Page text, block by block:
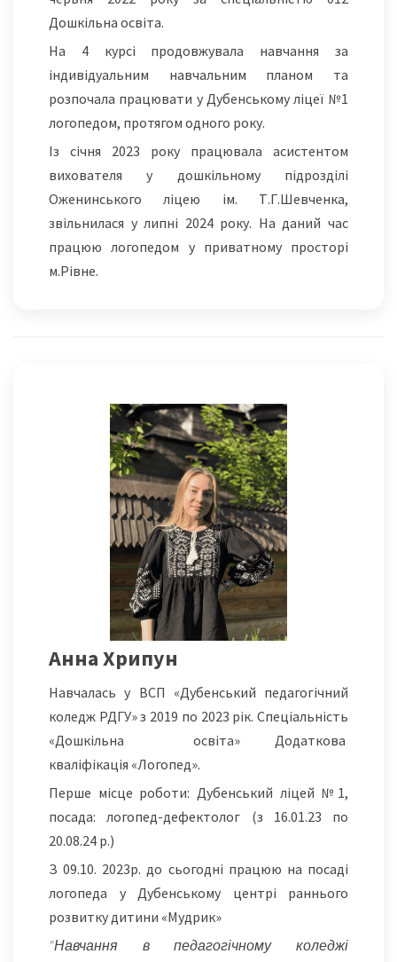
Дошкільна освіта.
На 4 курсі продовжувала навчання за
індивідуальним навчальним планом та
розпочала працювати у Дубенському ліцеї №1
логопедом, протягом одного року.
Із січня 2023 року працювала асистентом
вихователя у дошкільному підрозділі
Оженинського ліцею ім. Т.Г.Шевченка,
звільнилася у липні 2024 року. На даний час
працюю логопедом у приватному просторі
м.Рівне.
Анна Хрипун
Навчалась у ВСП «Дубенський педагогічний
коледж РДГУ» з 2019 по 2023 рік. Спеціальність
«Дошкільна освіта» Додаткова
кваліфікація «Логопед».
Перше місце роботи: Дубенський ліцей №1,
посада: логопед-дефектолог (з 16.01.23 по
20.08.24 р.)
З 09.10. 2023р. до сьогодні працюю на посаді
логопеда у Дубенському центрі раннього
розвитку дитини «Мудрик»
"Навчання в педагогічному коледжі